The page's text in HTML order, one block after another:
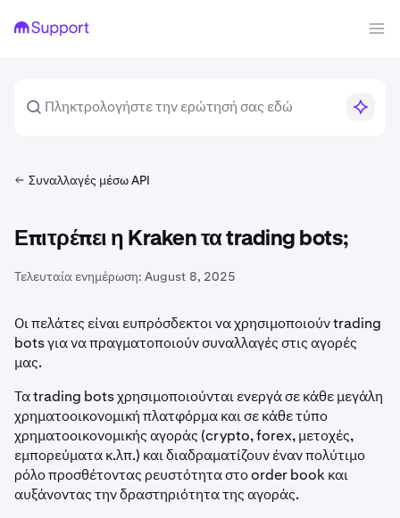
Συναλλαγές μέσω API
Επιτρέπει η Kraken τα trading bots;
Τελευταία ενημέρωση: August 8, 2025
Οι πελάτες είναι ευπρόσδεκτοι να χρησιμοποιούν trading
bots για να πραγματοποιούν συναλλαγές στις αγορές
μας.
Τα trading bots χρησιμοποιούνται ενεργά σε κάθε μεγάλη
χρηματοοικονομική πλατφόρμα και σε κάθε τύπο
χρηματοοικονομικής αγοράς (crypto, forex, μετοχές,
εμπορεύματα κ.λπ.) και διαδραματίζουν έναν πολύτιμο
ρόλο προσθέτοντας ρευστότητα στο order book και
αυξάνοντας την δραστηριότητα της αγοράς.